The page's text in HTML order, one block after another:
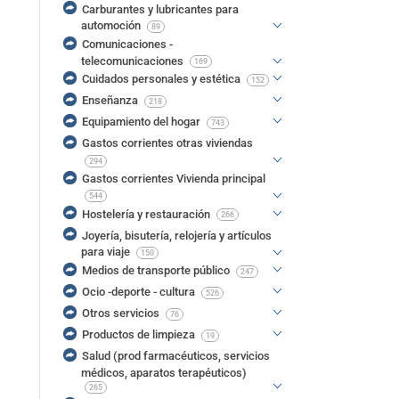
Carburantes y lubricantes para
automoción
89
Comunicaciones -
telecomunicaciones
169
Cuidados personales y estética 152
Enseñanza 218
Equipamiento del hogar 743
Gastos corrientes otras viviendas
294
Gastos corrientes Vivienda principal
544
Hostelería y restauración 266
Joyería, bisutería, relojería y artículos
para viaje
150
Medios de transporte público 247
Ocio -deporte - cultura 526
Otros servicios 76
Productos de limpieza 19
Salud (prod farmacéuticos, servicios
médicos, aparatos terapéuticos)
265